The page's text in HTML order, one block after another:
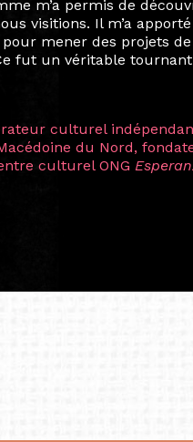
camarades à collaborer
de Helsinki à Kuala
ainsi ma vision
à travers les
Zuntz — une amitié dont
trajectoire et m’ont
d’une décennie.
/Germany)